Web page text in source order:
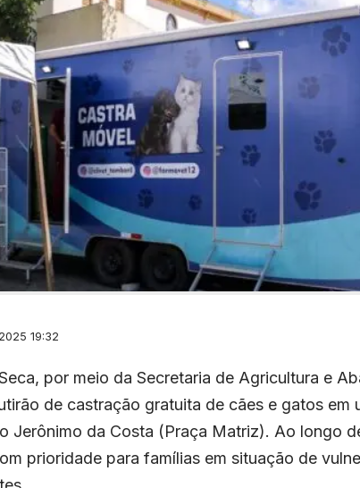
19:32
por meio da Secretaria de Agricultura e
de castração gratuita de cães e gatos em
Jerônimo da Costa (Praça Matriz). Ao longo
prioridade para famílias em situação de